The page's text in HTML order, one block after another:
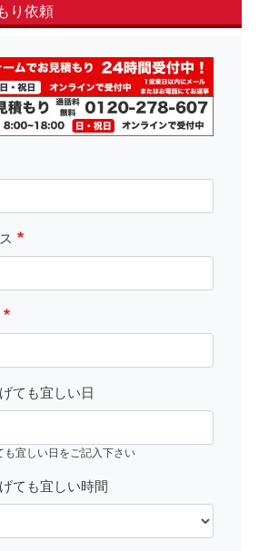
り依頼
ても宜しい日
も宜しい日をご記入下さい
ても宜しい時間